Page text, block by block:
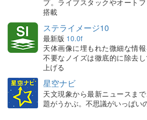
搭載
ステライメージ10
最新版 10.0f
天体画像に埋もれた微細な情報
不要なノイズは徹底的に除去
上げる
星空ナビ
天文現象から最新ニュースま
題がうかぶ。不思議がいっぱい